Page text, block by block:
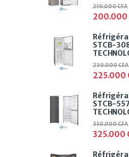
200.000
210.000CFA
STCB-
225.000
230.000CFA
STCB-
325.000
350.000CFA